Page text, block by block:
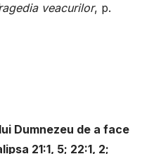
veacurilor, p.
Dumnezeu de a face
21:1, 5; 22:1, 2;